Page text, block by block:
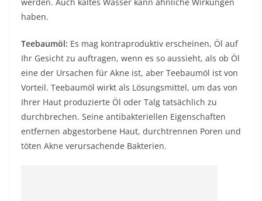
haben.
Teebaumöl: Es mag kontraproduktiv erscheinen, Öl auf
Ihr Gesicht zu auftragen, wenn es so aussieht, als ob Öl
eine der Ursachen für Akne ist, aber Teebaumöl ist von
Vorteil. Teebaumöl wirkt als Lösungsmittel, um das von
Ihrer Haut produzierte Öl oder Talg tatsächlich zu
durchbrechen. Seine antibakteriellen Eigenschaften
entfernen abgestorbene Haut, durchtrennen Poren und
töten Akne verursachende Bakterien.